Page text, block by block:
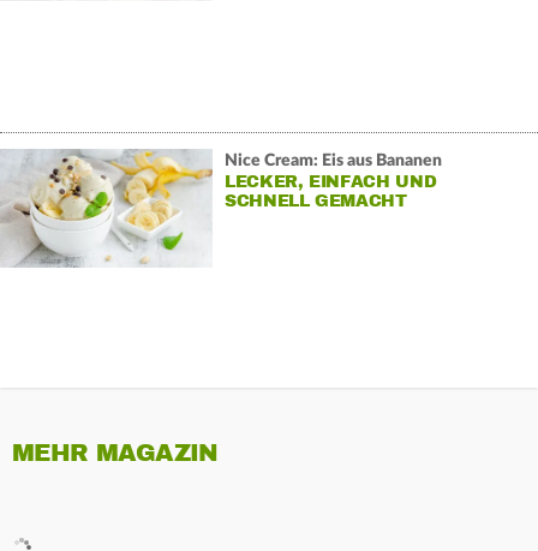
Nice Cream: Eis aus Bananen
LECKER, EINFACH UND
SCHNELL GEMACHT
MEHR MAGAZIN